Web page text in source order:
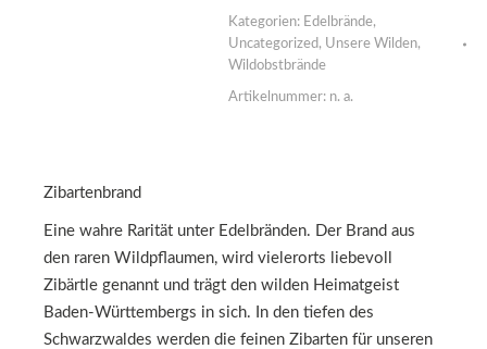
Kategorien: Edelbrände,
Uncategorized, Unsere Wilden,
Wildobstbrände
Artikelnummer: n. a.
Zibartenbrand
Eine wahre Rarität unter Edelbränden. Der Brand aus
den raren Wildpflaumen, wird vielerorts liebevoll
Zibärtle genannt und trägt den wilden Heimatgeist
Baden-Württembergs in sich. In den tiefen des
Schwarzwaldes werden die feinen Zibarten für unseren